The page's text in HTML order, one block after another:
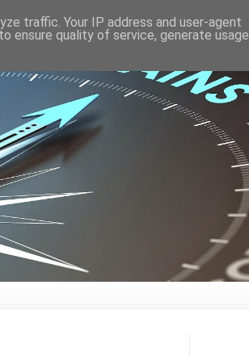
traffic. Your IP address and user-agent
ensure quality of service, generate usage